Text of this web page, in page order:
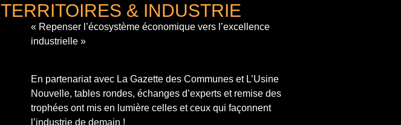
TERRITOIRES & INDUSTRIE
« Repenser l’écosystème économique vers l’excellence
industrielle »
En partenariat avec La Gazette des Communes et L’Usine
Nouvelle, tables rondes, échanges d’experts et remise des
trophées ont mis en lumière celles et ceux qui façonnent
l’industrie de demain !